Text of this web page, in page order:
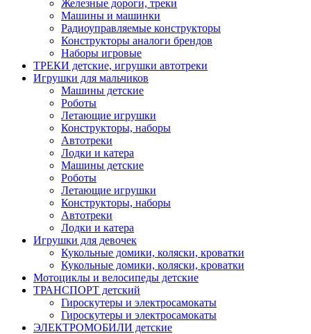
Железные дороги, треки
Машины и машинки
Радиоуправляемые конструкторы
Конструкторы аналоги брендов
Наборы игровые
ТРЕКИ детские, игрушки автотреки
Игрушки для мальчиков
Машины детские
Роботы
Летающие игрушки
Конструкторы, наборы
Автотреки
Лодки и катера
Машины детские
Роботы
Летающие игрушки
Конструкторы, наборы
Автотреки
Лодки и катера
Игрушки для девочек
Кукольные домики, коляски, кроватки
Кукольные домики, коляски, кроватки
Мотоциклы и велосипеды детские
ТРАНСПОРТ детский
Гироскутеры и электросамокаты
Гироскутеры и электросамокаты
ЭЛЕКТРОМОБИЛИ детские